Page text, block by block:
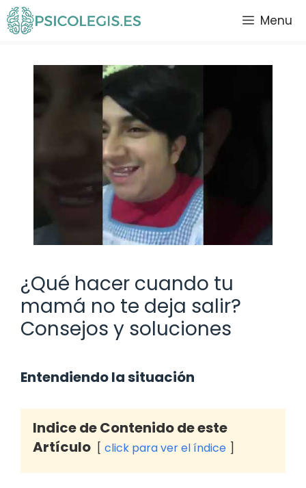
Saltar
al
Menu
¿Qué hacer cuando tu
mamá no te deja salir?
Consejos y soluciones
Entendiendo la situación
Indice de Contenido de este
Artículo
click para ver el índice